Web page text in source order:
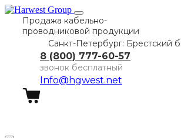
Продажа кабельно-
проводниковой продукции
Санкт-Петербург: Брестский
8 (800) 777-60-57
звонок бесплатный
Info@hgwest.net